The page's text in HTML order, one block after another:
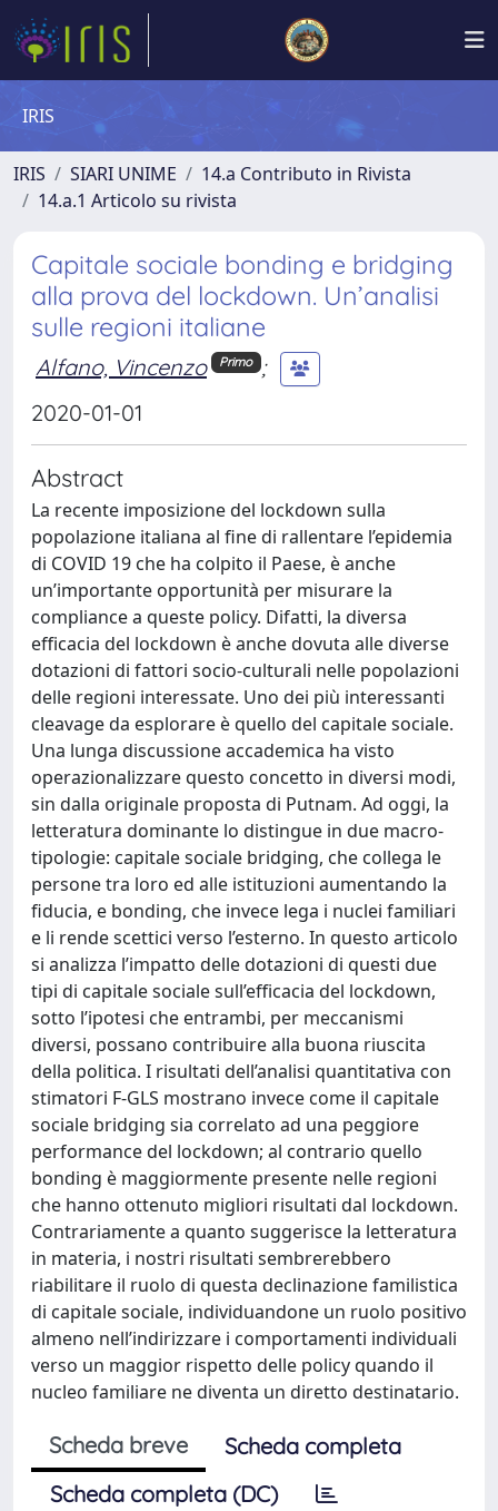
IRIS
IRIS SIARI UNIME
14.a Contributo in Rivista
14.a.1 Articolo su rivista
Capitale sociale bonding e bridging
alla prova del lockdown. Un’analisi
sulle regioni italiane
Alfano, Vincenzo Primo ;
2020-01-01
Abstract
La recente imposizione del lockdown sulla
popolazione italiana al fine di rallentare l’epidemia
di COVID 19 che ha colpito il Paese, è anche
un’importante opportunità per misurare la
compliance a queste policy. Difatti, la diversa
efficacia del lockdown è anche dovuta alle diverse
dotazioni di fattori socio-culturali nelle popolazioni
delle regioni interessate. Uno dei più interessanti
cleavage da esplorare è quello del capitale sociale.
Una lunga discussione accademica ha visto
operazionalizzare questo concetto in diversi modi,
sin dalla originale proposta di Putnam. Ad oggi, la
letteratura dominante lo distingue in due macro-
tipologie: capitale sociale bridging, che collega le
persone tra loro ed alle istituzioni aumentando la
fiducia, e bonding, che invece lega i nuclei familiari
e li rende scettici verso l’esterno. In questo articolo
si analizza l’impatto delle dotazioni di questi due
tipi di capitale sociale sull’efficacia del lockdown,
sotto l’ipotesi che entrambi, per meccanismi
diversi, possano contribuire alla buona riuscita
della politica. I risultati dell’analisi quantitativa con
stimatori F-GLS mostrano invece come il capitale
sociale bridging sia correlato ad una peggiore
performance del lockdown; al contrario quello
bonding è maggiormente presente nelle regioni
che hanno ottenuto migliori risultati dal lockdown.
Contrariamente a quanto suggerisce la letteratura
in materia, i nostri risultati sembrerebbero
riabilitare il ruolo di questa declinazione familistica
di capitale sociale, individuandone un ruolo positivo
almeno nell’indirizzare i comportamenti individuali
verso un maggior rispetto delle policy quando il
nucleo familiare ne diventa un diretto destinatario.
Scheda breve
Scheda completa
Scheda completa (DC)